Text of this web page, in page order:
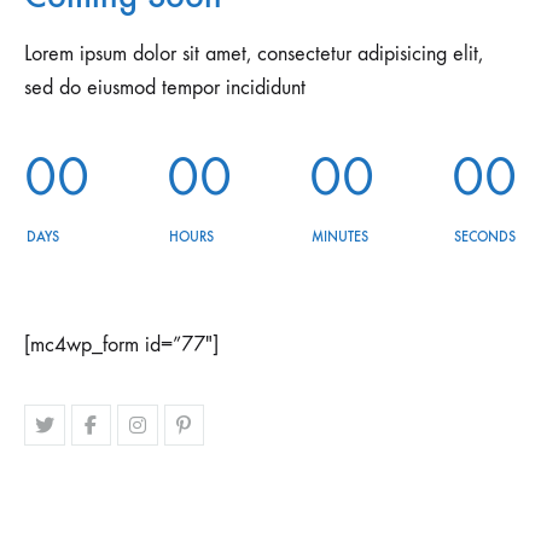
Lorem ipsum dolor sit amet, consectetur adipisicing elit,
sed do eiusmod tempor incididunt
00
DAYS
00
HOURS
00
MINUTES
00
SECONDS
[mc4wp_form id=”77″]